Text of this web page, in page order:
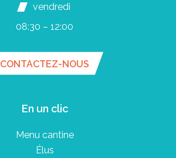
vendredi
08:30 – 12:00
CONTACTEZ-NOUS
En un clic
Menu cantine
Élus